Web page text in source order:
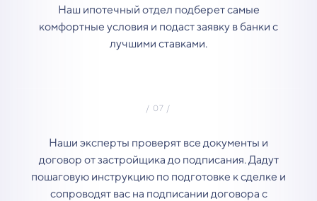
Наш ипотечный отдел подберет самые
комфортные условия и подаст заявку в банки с
лучшими ставками.
Наши эксперты проверят все документы и
договор от застройщика до подписания. Дадут
пошаговую инструкцию по подготовке к сделке и
сопроводят вас на подписании договора с